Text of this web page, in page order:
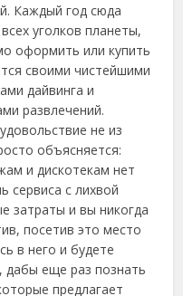
Каждый год сюда
уголков планеты,
оформить или купить
своими чистейшими
дайвинга и
развлечений.
не из
объясняется:
и дискотекам нет
сервиса с лихвой
затраты и вы никогда
посетив это место
в него и будете
дабы еще раз познать
предлагает